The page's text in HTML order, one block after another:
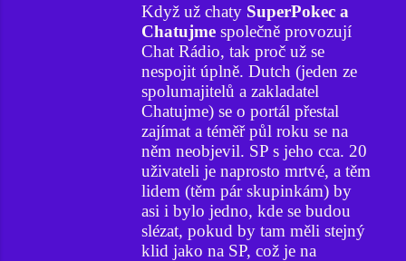
Když už chaty SuperPokec a
Chatujme společně provozují
Chat Rádio, tak proč už se
nespojit úplně. Dutch (jeden ze
spolumajitelů a zakladatel
Chatujme) se o portál přestal
zajímat a téměř půl roku se na
něm neobjevil. SP s jeho cca. 20
uživateli je naprosto mrtvé, a těm
lidem (těm pár skupinkám) by
asi i bylo jedno, kde se budou
slézat, pokud by tam měli stejný
klid jako na SP, což je na